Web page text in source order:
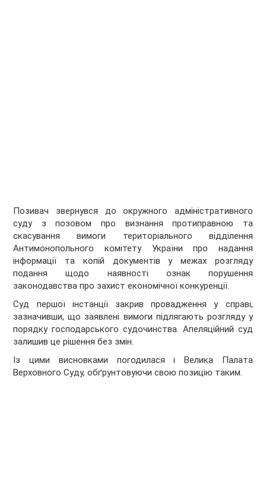
Позивач звернувся до окружного адміністративного
суду з позовом про визнання протиправною та
скасування вимоги територіального відділення
Антимонопольного комітету України про надання
інформації та копій документів у межах розгляду
подання щодо наявності ознак порушення
законодавства про захист економічної конкуренції.
Суд першої інстанції закрив провадження у справі,
зазначивши, що заявлені вимоги підлягають розгляду у
порядку господарського судочинства. Апеляційний суд
залишив це рішення без змін.
Із цими висновками погодилася і Велика Палата
Верховного Суду, обґрунтовуючи свою позицію таким.